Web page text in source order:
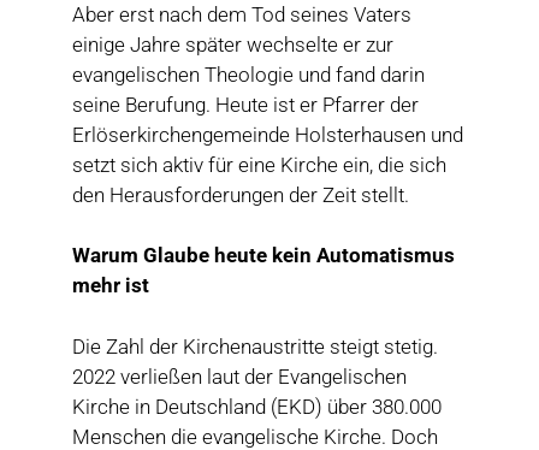
Aber erst nach dem Tod seines Vaters
einige Jahre später wechselte er zur
evangelischen Theologie und fand darin
seine Berufung. Heute ist er Pfarrer der
Erlöserkirchengemeinde Holsterhausen und
setzt sich aktiv für eine Kirche ein, die sich
den Herausforderungen der Zeit stellt.
Warum Glaube heute kein Automatismus
mehr ist
Die Zahl der Kirchenaustritte steigt stetig.
2022 verließen laut der Evangelischen
Kirche in Deutschland (EKD) über 380.000
Menschen die evangelische Kirche. Doch